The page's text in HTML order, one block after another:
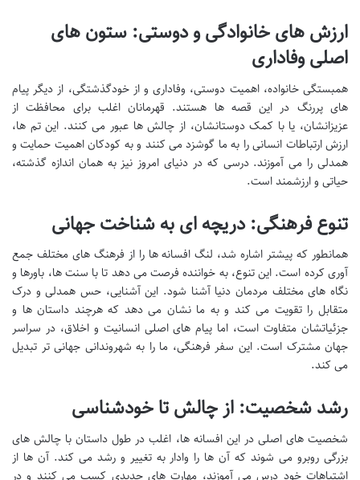
ارزش های خانوادگی و دوستی: ستون های
اصلی وفاداری
همبستگی خانواده، اهمیت دوستی، وفاداری و از خودگذشتگی، از دیگر پیام
های پررنگ در این قصه ها هستند. قهرمانان اغلب برای محافظت از
عزیزانشان، یا با کمک دوستانشان، از چالش ها عبور می کنند. این تم ها،
ارزش ارتباطات انسانی را به ما گوشزد می کنند و به کودکان اهمیت حمایت و
همدلی را می آموزند. درسی که در دنیای امروز نیز به همان اندازه گذشته،
حیاتی و ارزشمند است.
تنوع فرهنگی: دریچه ای به شناخت جهانی
همانطور که پیشتر اشاره شد، لنگ افسانه ها را از فرهنگ های مختلف جمع
آوری کرده است. این تنوع، به خواننده فرصت می دهد تا با سنت ها، باورها و
نگاه های مختلف مردمان دنیا آشنا شود. این آشنایی، حس همدلی و درک
متقابل را تقویت می کند و به ما نشان می دهد که هرچند داستان ها و
جزئیاتشان متفاوت است، اما پیام های اصلی انسانیت و اخلاق، در سراسر
جهان مشترک است. این سفر فرهنگی، ما را به شهروندانی جهانی تر تبدیل
می کند.
رشد شخصیت: از چالش تا خودشناسی
شخصیت های اصلی در این افسانه ها، اغلب در طول داستان با چالش های
بزرگی روبرو می شوند که آن ها را وادار به تغییر و رشد می کند. آن ها از
اشتباهات خود درس می آموزند، مهارت های جدیدی کسب می کنند و در